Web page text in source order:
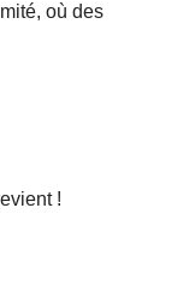
où des
!